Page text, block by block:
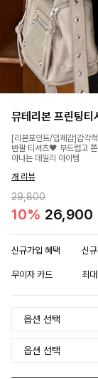
뮤테리본 프린팅티
[리본포인트/입체감]감각
반팔 티셔츠🖤 부드럽고
아나는 데일리 아이템
개 리뷰
29,800
10% 26,900
신규가입 혜택 신
무이자 카드 최